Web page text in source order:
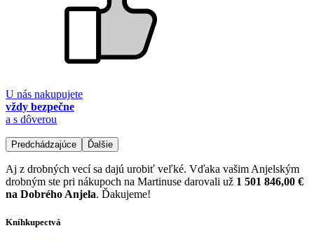
U nás nakupujete
vždy bezpečne
a s dôverou
Predchádzajúce Ďalšie
Aj z drobných vecí sa dajú urobiť veľké. Vďaka vašim Anjelským
drobným ste pri nákupoch na Martinuse darovali už 1 501 846,00 €
na Dobrého Anjela. Ďakujeme!
Kníhkupectvá